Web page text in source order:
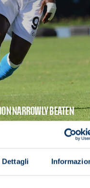
Dettagli
NARROWLY BEATEN